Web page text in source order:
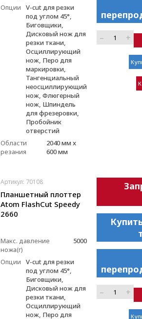
Опции
V-cut для резки
под углом 45°,
Биговщики,
Дисковый нож для
резки ткани,
Осциллирующий
нож, Перо для
маркировки,
Тангенциальный
неосциллирующий
нож, Флюгерный
нож, Шпиндель
для фрезеровки,
Пробойник
отверстий
Области
резания
2040 мм x
600 мм
– +
Артикул: 70108
Планшетный плоттер
Atom FlashCut Speedy
2660
Макс. давление
ножа(г)
5000
Опции
V-cut для резки
под углом 45°,
Биговщики,
Дисковый нож для
резки ткани,
Осциллирующий
нож, Перо для
– +